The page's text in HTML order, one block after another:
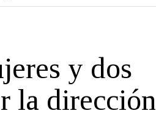
y dos
la dirección